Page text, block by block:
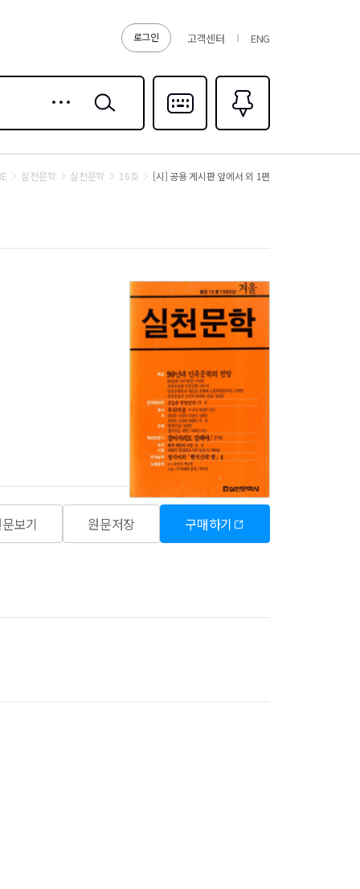
로그인 고객센터 ENG
검색
다국어입력
즐겨찾기0
실천문학 실천문학 16호 [시] 공용 게시판 앞에서 외 1편
보기 원문저장 구매하기